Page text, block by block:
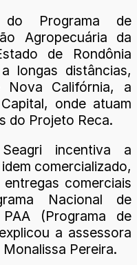
Programa de
Agropecuária da
de Rondônia
longas distâncias,
Califórnia, a
onde atuam
do Projeto Reca.
incentiva a
comercializado,
comerciais
Nacional de
(Programa de
a assessora
Pereira.